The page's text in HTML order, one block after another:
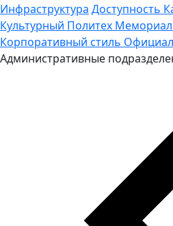
Инфраструктура Доступность
Культурный Политех
Корпоративный стиль
Административные